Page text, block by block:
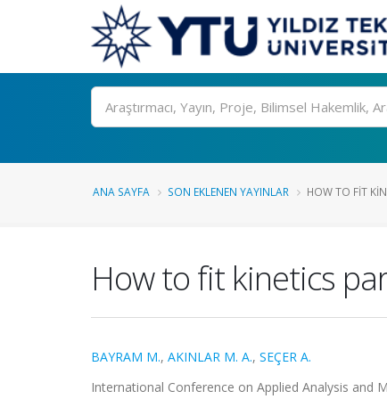
Ara
ANA SAYFA SON EKLENEN YAYINLAR HOW TO FIT
How to fit kinetics
BAYRAM M., AKINLAR M. A., SEÇER A.
International Conference on Applied Analysis and